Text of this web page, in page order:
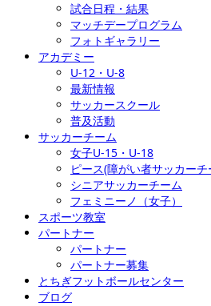
試合日程・結果
マッチデープログラム
フォトギャラリー
アカデミー
U-12・U-8
最新情報
サッカースクール
普及活動
サッカーチーム
女子U-15・U-18
ピース(障がい者サッカーチ
シニアサッカーチーム
フェミニーノ（女子）
スポーツ教室
パートナー
パートナー
パートナー募集
とちぎフットボールセンター
ブログ